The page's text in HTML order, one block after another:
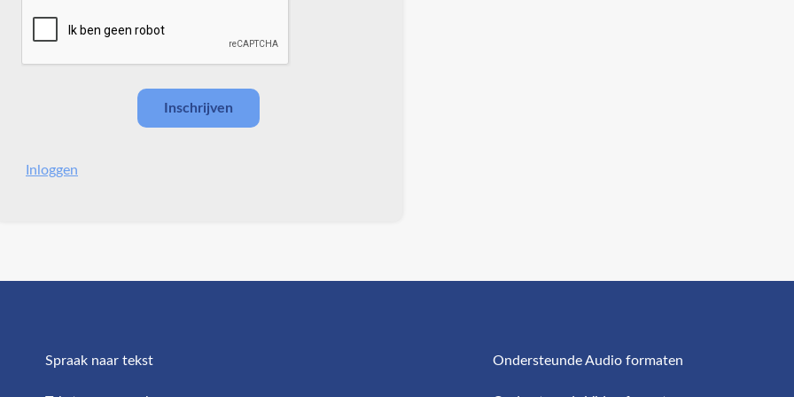
Inloggen
Spraak naar tekst Ondersteunde Audio formaten